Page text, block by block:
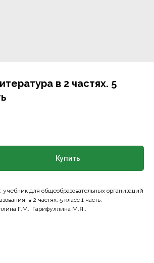
в 2 частях. 5
Купить
учебник для общеобразовательных организаций
в 2 частях. 5 класс 1 часть.
Г.М., Гарифуллина М.Я..